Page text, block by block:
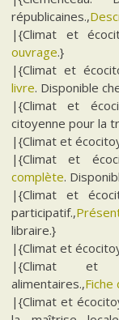
républicaines.,
|{Climat et
ouvrage.}
|{Climat et
livre. Disponible
|{Climat et
citoyenne pour la
|{Climat et
|{Climat et
complète.
|{Climat et
participatif.,
libraire.}
|{Climat et
|{Climat et
alimentaires.,Fiche
|{Climat et